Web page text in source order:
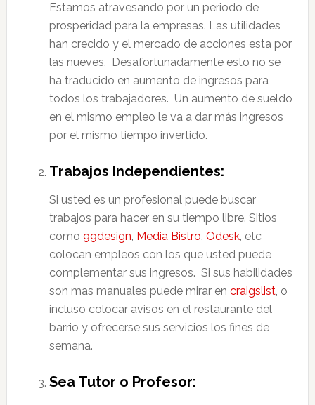
Estamos atravesando por un periodo de
prosperidad para la empresas. Las utilidades
han crecido y el mercado de acciones esta por
las nueves. Desafortunadamente esto no se
ha traducido en aumento de ingresos para
todos los trabajadores. Un aumento de sueldo
en el mismo empleo le va a dar más ingresos
por el mismo tiempo invertido.
Trabajos Independientes:
Si usted es un profesional puede buscar
trabajos para hacer en su tiempo libre. Sitios
como 99design, Media Bistro, Odesk, etc
colocan empleos con los que usted puede
complementar sus ingresos. Si sus habilidades
son mas manuales puede mirar en craigslist, o
incluso colocar avisos en el restaurante del
barrio y ofrecerse sus servicios los fines de
semana.
Sea Tutor o Profesor: